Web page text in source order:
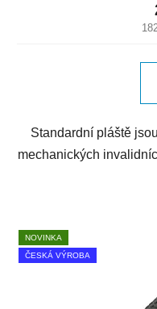
Standardní pláště
mechanických
NOVINKA
ČESKÁ VÝROBA